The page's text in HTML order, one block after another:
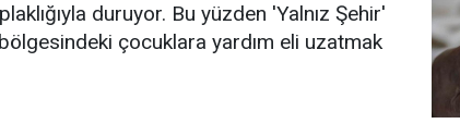
duruyor. Bu yüzden 'Yalnız Şehir'
çocuklara yardım eli uzatmak